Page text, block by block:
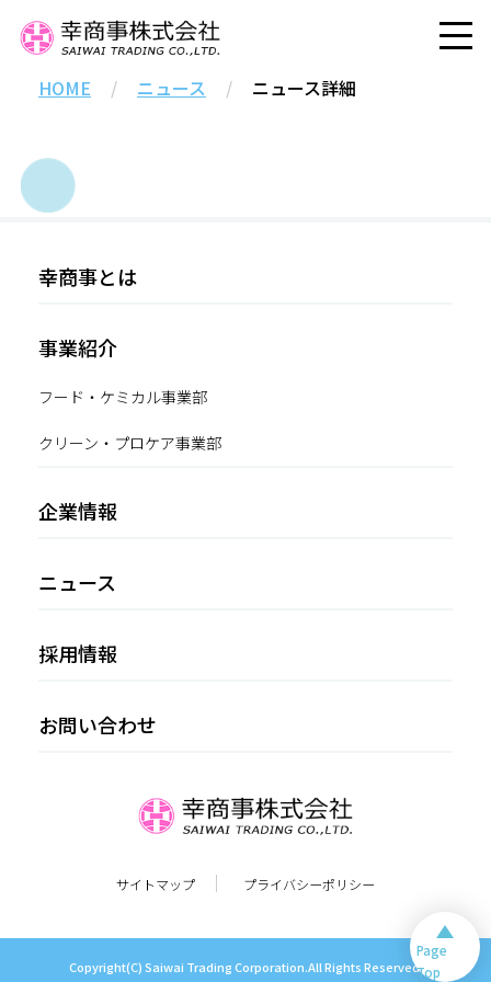
HOME / ニュース / ニュース詳細
Page
Top
幸商事とは
事業紹介
フード・ケミカル事業部
クリーン・プロケア事業部
企業情報
ニュース
採用情報
お問い合わせ
サイトマップ プライバシーポリシー
Copyright(C) Saiwai Trading Corporation.All Rights Reserved.